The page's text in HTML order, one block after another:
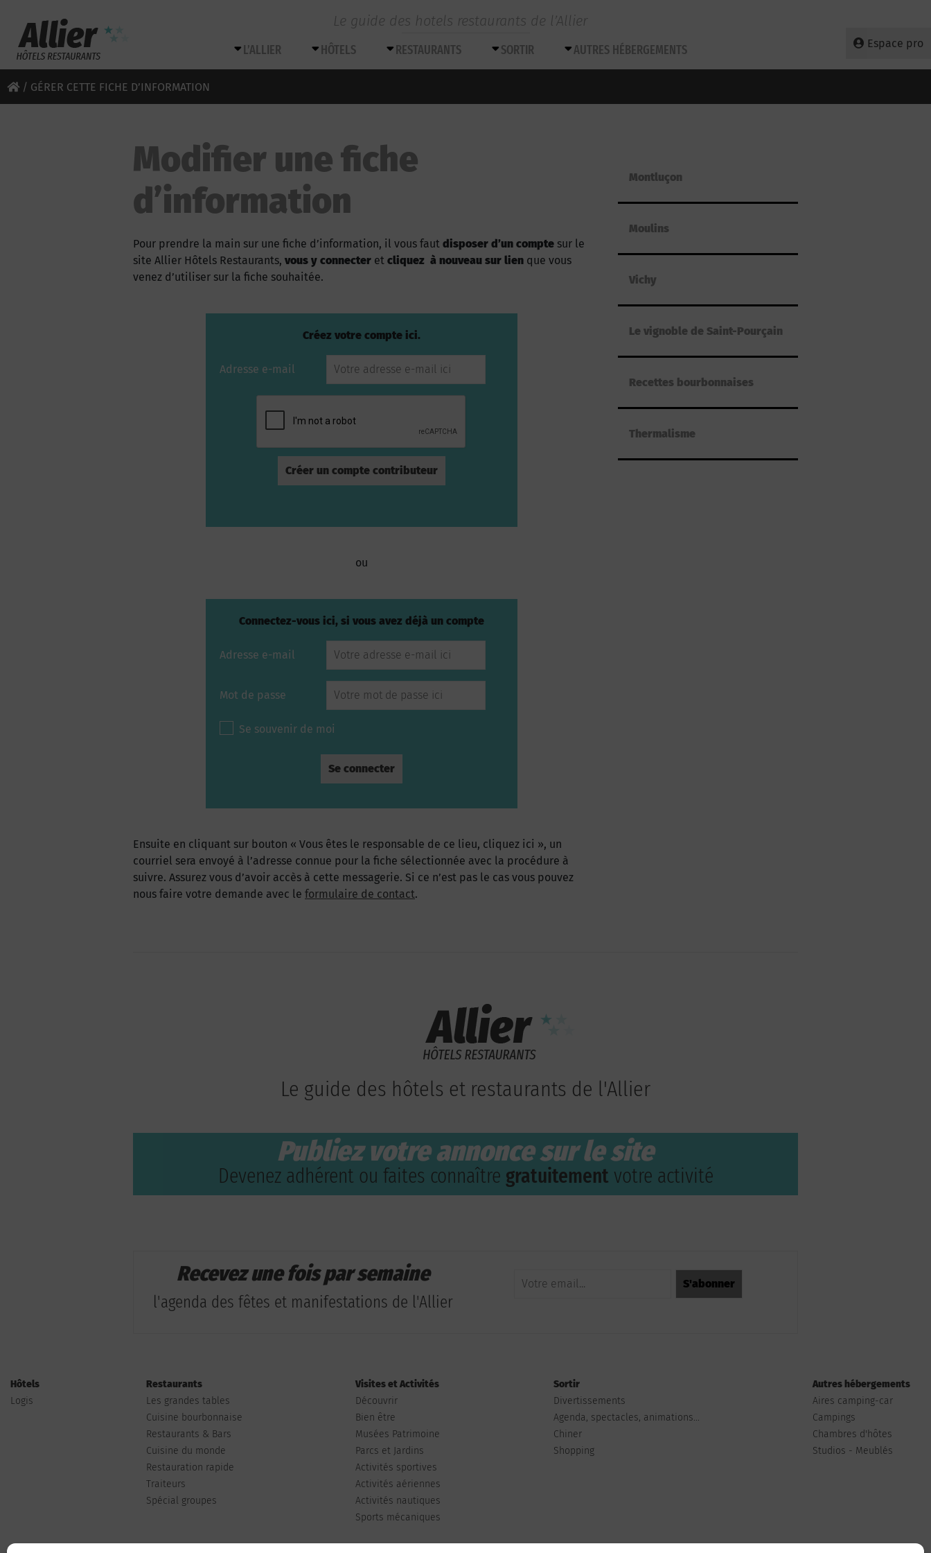
Le guide des hotels restaurants de l’Allier
Espace pro
L’ALLIER HÔTELS RESTAURANTS SORTIR AUTRES HÉBERGEMENTS
/ GÉRER CETTE FICHE D’INFORMATION
Modifier une fiche
d’information
Pour prendre la main sur une fiche d’information, il vous faut disposer d’un compte sur le
site Allier Hôtels Restaurants, vous y connecter et cliquez à nouveau sur lien que vous
venez d’utiliser sur la fiche souhaitée.
Créez votre compte ici.
Adresse e-mail
ou
Connectez-vous ici, si vous avez déjà un compte
Adresse e-mail
Mot de passe
Se souvenir de moi
Ensuite en cliquant sur bouton « Vous êtes le responsable de ce lieu, cliquez ici », un
courriel sera envoyé à l’adresse connue pour la fiche sélectionnée avec la procédure à
suivre. Assurez vous d’avoir accès à cette messagerie. Si ce n’est pas le cas vous pouvez
nous faire votre demande avec le formulaire de contact.
Montluçon
Moulins
Vichy
Le vignoble de Saint-Pourçain
Recettes bourbonnaises
Thermalisme
Le guide des hôtels et restaurants de l'Allier
Publiez votre annonce sur le site
Devenez adhérent ou faites connaître gratuitement votre activité
Recevez une fois par semaine
l'agenda des fêtes et manifestations de l'Allier
Hôtels
Logis
Restaurants
Les grandes tables
Cuisine bourbonnaise
Restaurants & Bars
Cuisine du monde
Restauration rapide
Traiteurs
Spécial groupes
Visites et Activités
Découvrir
Bien être
Musées Patrimoine
Parcs et Jardins
Activités sportives
Activités aériennes
Activités nautiques
Sports mécaniques
Sortir
Divertissements
Agenda, spectacles, animations...
Chiner
Shopping
Autres hébergements
Aires camping-car
Campings
Chambres d'hôtes
Studios - Meublés